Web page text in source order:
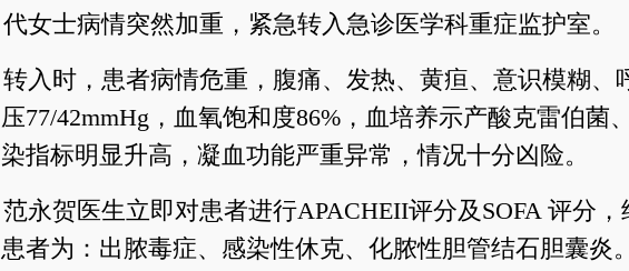
代女士病情突然加重，紧急转入急诊医学科重症监护室。
转入时，患者病情危重，腹痛、发热、黄疸、意识模糊、
压77/42mmHg，血氧饱和度86%，血培养示产酸克雷伯菌
染指标明显升高，凝血功能严重异常，情况十分凶险。
范永贺医生立即对患者进行APACHEII评分及SOFA 评分
患者为：出脓毒症、感染性休克、化脓性胆管结石胆囊炎